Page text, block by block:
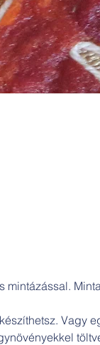
mintázással.
Vagy